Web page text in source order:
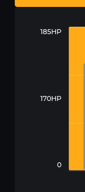
185HP
170HP
0